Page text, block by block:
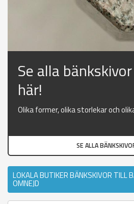
Se alla
här!
Olika former, olika storlekar och
SE ALLA
LOKALA BUTIKER BÄNKSKIVOR TILL
OMNEJD